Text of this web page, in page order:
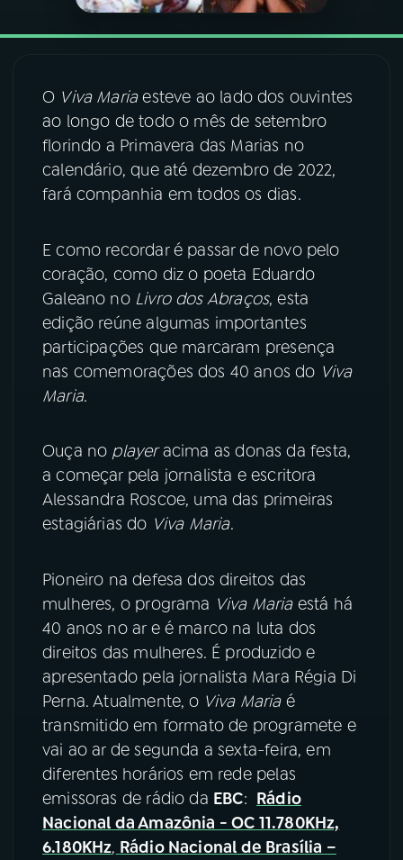
YouTube Facebook
TikTok
O Viva Mariaesteve ao lado dos ouvintes
ao longo de todo o mês de setembro
florindo a Primavera das Marias no
calendário, que até dezembro de 2022,
fará companhia em todos os dias.
E como recordar é passar de novo pelo
coração, como diz o poeta Eduardo
Galeano no Livro dos Abraços, esta
edição reúne algumas importantes
participações que marcaram presença
nas comemorações dos 40 anos do Viva
Maria.
Ouça no playeracima as donas da festa,
a começar pela jornalista e escritora
Alessandra Roscoe, uma das primeiras
estagiárias do Viva Maria.
Pioneiro na defesa dos direitos das
mulheres, o programa Viva Mariaestá há
40 anos no ar e é marco na luta dos
direitos das mulheres. É produzido e
apresentado pela jornalista Mara Régia Di
Perna. Atualmente, o Viva Mariaé
transmitido em formato de programete e
vai ao ar de segunda a sexta-feira, em
diferentes horários em rede pelas
emissoras de rádio da EBC: Rádio
Nacional da Amazônia - OC 11.780KHz,
6.180KHz, Rádio Nacional de Brasília –